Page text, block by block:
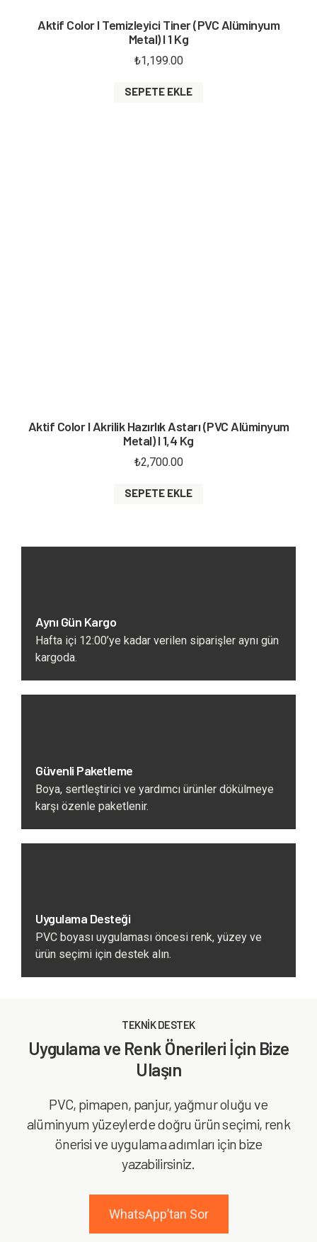
Aktif Color I Temizleyici Tiner (PVC Alüminyum
Metal) I 1 Kg
₺1,199.00
SEPETE EKLE
Aktif Color I Akrilik Hazırlık Astarı (PVC Alüminyum
Metal) I 1,4 Kg
₺2,700.00
SEPETE EKLE
Aynı Gün Kargo
Hafta içi 12:00’ye kadar verilen siparişler aynı gün
kargoda.
Güvenli Paketleme
Boya, sertleştirici ve yardımcı ürünler dökülmeye
karşı özenle paketlenir.
Uygulama Desteği
PVC boyası uygulaması öncesi renk, yüzey ve
ürün seçimi için destek alın.
TEKNİK DESTEK
Uygulama ve Renk Önerileri İçin Bize
Ulaşın
PVC, pimapen, panjur, yağmur oluğu ve
alüminyum yüzeylerde doğru ürün seçimi, renk
önerisi ve uygulama adımları için bize
yazabilirsiniz.
WhatsApp’tan Sor